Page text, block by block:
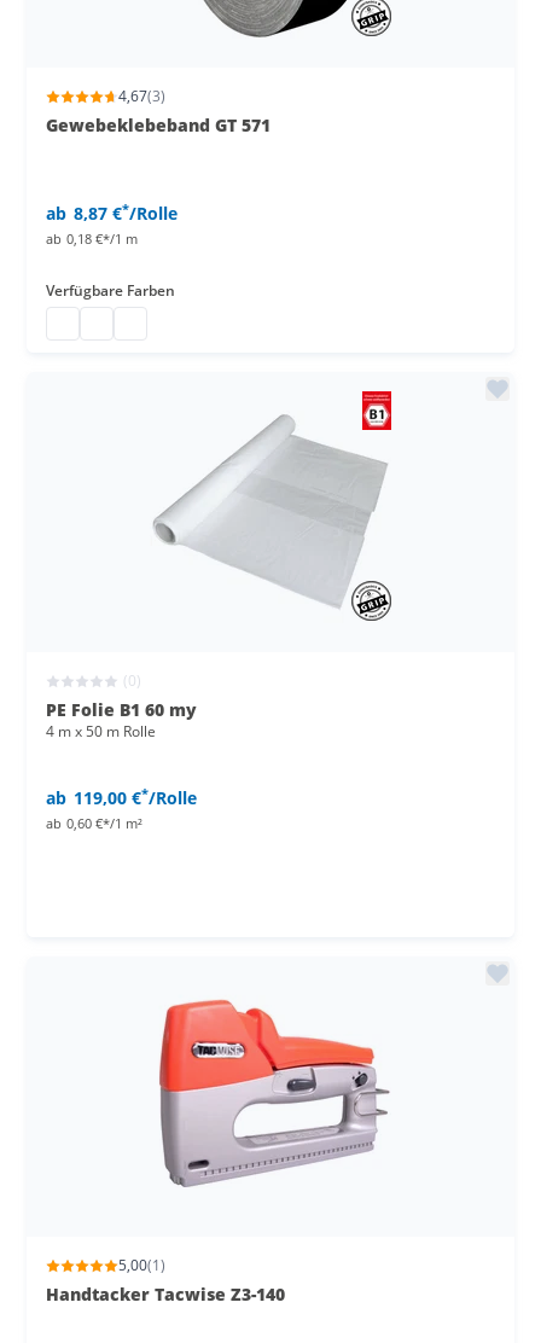
4,67(3)
Gewebeklebeband GT 571
ab 8,87 €*/Rolle
ab 0,18 €*/1 m
Verfügbare Farben
(0)
PE Folie B1 60 my
4 m x 50 m Rolle
ab 119,00 €*/Rolle
ab 0,60 €*/1 m²
5,00(1)
Handtacker Tacwise Z3-140